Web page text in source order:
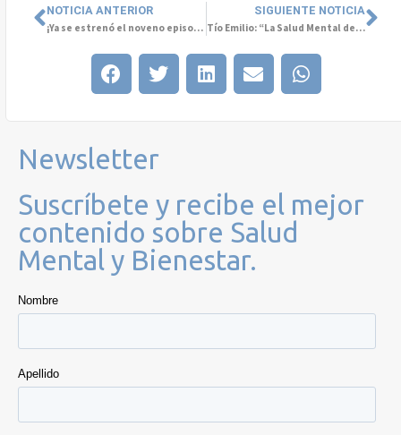
NOTICIA ANTERIOR
¡Ya se estrenó el noveno episodio del podcast “Conversemos de Salud Mental”!
SIGUIENTE NOTICIA
Tío Emilio: “La Salud Mental debe ser el tema prioritario una vez finalizada la pandemia”.
Newsletter
Suscríbete y recibe el mejor
contenido sobre Salud
Mental y Bienestar.